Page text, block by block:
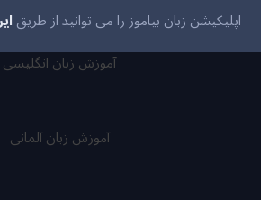
اپلیکیشن زبان بیاموز را می توانید از طریق
آموزش زبان انگلیسی
آموزش زبان آلمانی